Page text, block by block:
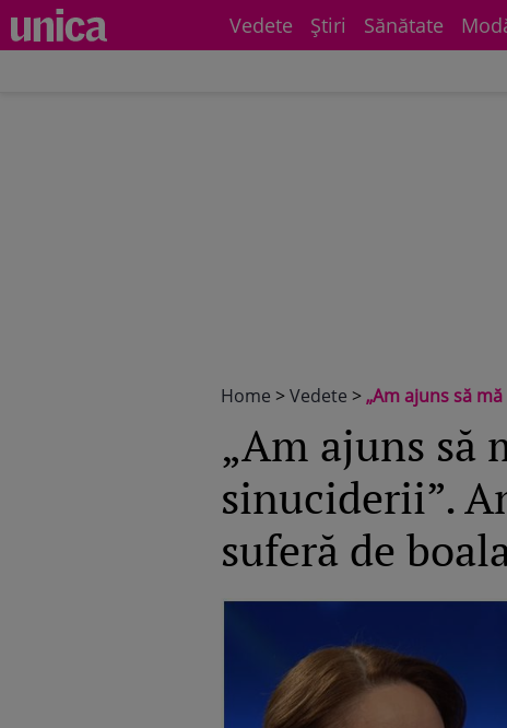
Vedete Știri Sănătate
Home >Vedete >„Am ajuns să mă
„Am ajuns să
sinuciderii”.
suferă de